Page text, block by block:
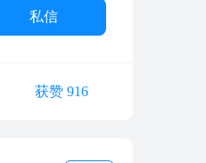
私信
获赞 916